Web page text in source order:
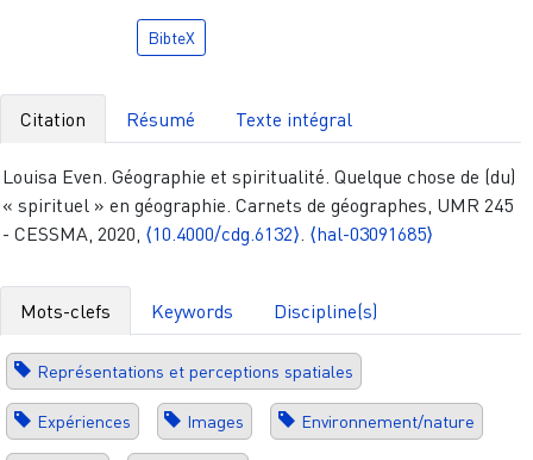
BibteX
Citation Résumé Texte intégral
Louisa Even. Géographie et spiritualité. Quelque chose de (du)
« spirituel » en géographie. Carnets de géographes, UMR 245
- CESSMA, 2020, ⟨10.4000/cdg.6132⟩ ⟨hal-03091685⟩
Mots-clefs Keywords Discipline(s)
Représentations et perceptions spatiales
Expériences Images Environnement/nature